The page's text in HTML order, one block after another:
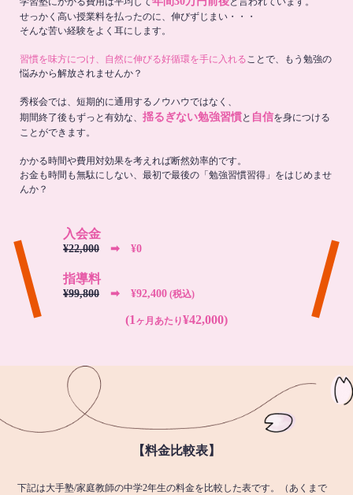
せっかく高い授業料を払ったのに、伸びずじまい・・・
そんな苦い経験をよく耳にします。
習慣を味方につけ、自然に伸びる好循環を手に入れることで、もう勉強の
悩みから解放されませんか？
秀桜会では、短期的に通用するノウハウではなく、
期間終了後もずっと有効な、 揺るぎない勉強習慣と 自信を身につける
ことができます。
かかる時間や費用対効果を考えれば断然効率的です。
お金も時間も無駄にしない、最初で最後の「勉強習慣習得」をはじめませ
んか？
入会金
¥22,000 ➡︎ ¥0
指導料
¥99,800 ➡︎ ¥92,400 (税込)
(1 ヶ月あたり¥42,000)
【料金比較表】
下記は大手塾/家庭教師の中学2年生の料金を比較した表です。（あくまで